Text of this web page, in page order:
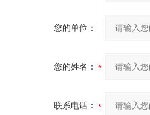
您的单位：
您的姓名：
联系电话：